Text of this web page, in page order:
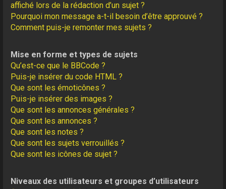
affiché lors de la rédaction d’un sujet ?
Pourquoi mon message a-t-il besoin d’être approuvé ?
Comment puis-je remonter mes sujets ?
Mise en forme et types de sujets
Qu’est-ce que le BBCode ?
Puis-je insérer du code HTML ?
Que sont les émoticônes ?
Puis-je insérer des images ?
Que sont les annonces générales ?
Que sont les annonces ?
Que sont les notes ?
Que sont les sujets verrouillés ?
Que sont les icônes de sujet ?
Niveaux des utilisateurs et groupes d’utilisateurs